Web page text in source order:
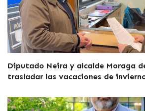
Diputado Neira y alcalde Moraga
trasladar las vacaciones de